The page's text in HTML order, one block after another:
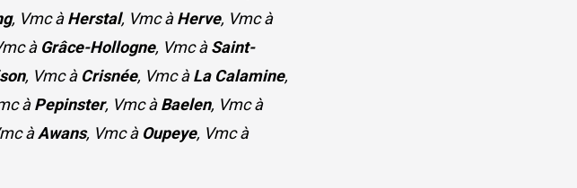
, Vmc àHerstal, Vmc àHerve, Vmc à
à Grâce-Hollogne, Vmc àSaint-
, Vmc à Crisnée, Vmc àLa Calamine,
àPepinster, Vmc àBaelen, Vmc à
àAwans, Vmc à Oupeye, Vmc à